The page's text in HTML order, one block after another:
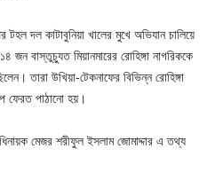
দল কাটাবুনিয়া খালের মুখে অভিযান চালিয়ে
বাস্তুচ্যুত মিয়ানমারের রোহিঙ্গা নাগরিককে
তারা উখিয়া-টেকনাফের বিভিন্ন রোহিঙ্গা
ফেরত পাঠানো হয়।
মেজর শরীফুল ইসলাম জোমাদ্দার এ তথ্য